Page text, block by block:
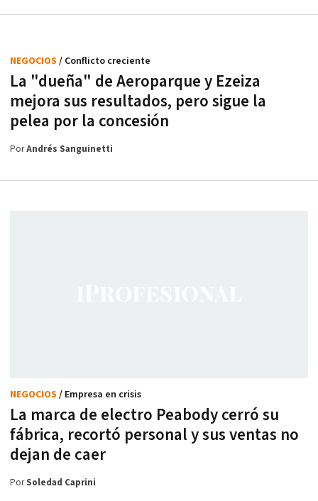
La "dueña" de Aeroparque y Ezeiza
mejora sus resultados, pero sigue la
pelea por la concesión
NEGOCIOS / Conflicto creciente
PorAndrés Sanguinetti
La marca de electro Peabody cerró su
fábrica, recortó personal y sus ventas no
dejan de caer
NEGOCIOS / Empresa en crisis
PorSoledad Caprini